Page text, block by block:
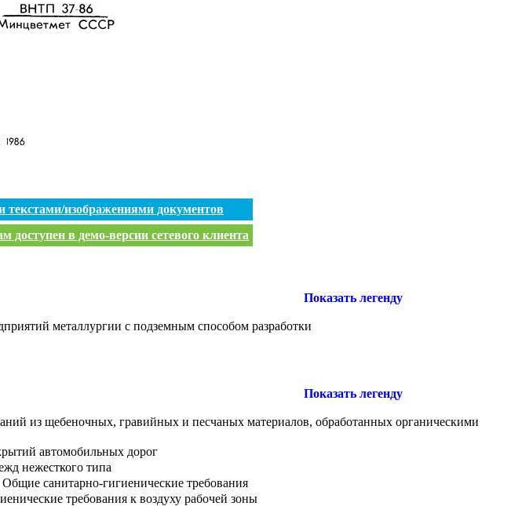
текстами/изображениями документов
в демо-версии сетевого клиента
Показать легенду
металлургии с подземным способом разработки
Показать легенду
из щебеночных, гравийных и песчаных материалов, обработанных органическими
автомобильных дорог
нежесткого типа
санитарно-гигиенические требования
требования к воздуху рабочей зоны